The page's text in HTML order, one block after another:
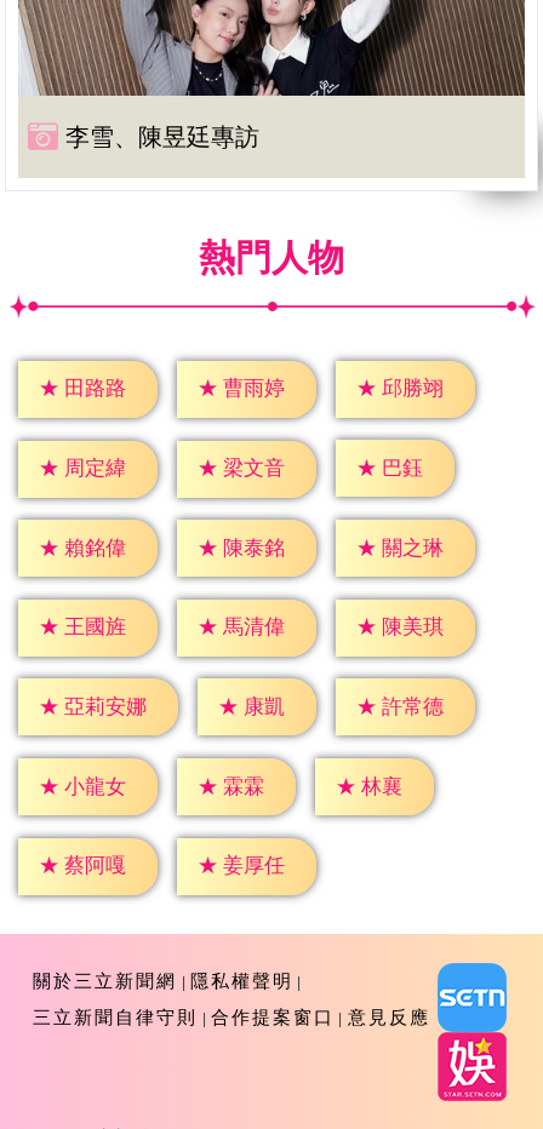
李雪、陳昱廷專訪
熱門人物
★ 田路路 ★ 曹雨婷 ★ 邱勝翊
★ 周定緯 ★ 梁文音 ★ 巴鈺
★ 賴銘偉 ★ 陳泰銘 ★ 關之琳
★ 王國旌 ★ 馬清偉 ★ 陳美琪
★ 亞莉安娜 ★ 康凱 ★ 許常德
★ 小龍女 ★ 霖霖 ★ 林襄
★ 蔡阿嘎 ★ 姜厚任
關於三立新聞網
隱私權聲明
三立新聞自律守則
合作提案窗口 意見反應